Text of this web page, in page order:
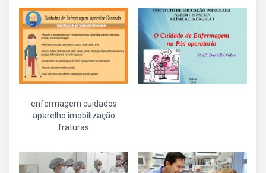
enfermagem cuidados
aparelho imobilização
fraturas